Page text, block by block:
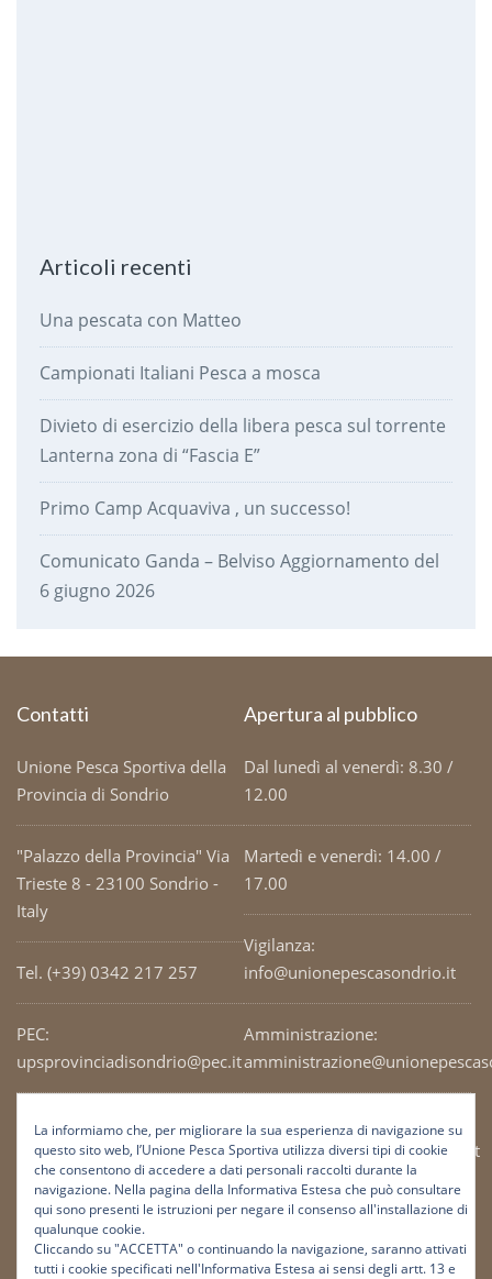
Articoli recenti
Una pescata con Matteo
Campionati Italiani Pesca a mosca
Divieto di esercizio della libera pesca sul torrente
Lanterna zona di “Fascia E”
Primo Camp Acquaviva , un successo!
Comunicato Ganda – Belviso Aggiornamento del
6 giugno 2026
Contatti
Unione Pesca Sportiva della
Provincia di Sondrio
"Palazzo della Provincia" Via
Trieste 8 - 23100 Sondrio -
Italy
Tel. (+39) 0342 217 257
PEC:
upsprovinciadisondrio@pec.it
Codice Fiscale: 93003690141
Apertura al pubblico
Dal lunedì al venerdì: 8.30 /
12.00
Martedì e venerdì: 14.00 /
17.00
Vigilanza:
info@unionepescasondrio.it
Amministrazione:
Ufficio tecnico:
tecnico@unionepescasondrio.it
Informazioni:
info@unionepescasondrio.it
La informiamo che, per migliorare la sua esperienza di navigazione su
questo sito web, l’Unione Pesca Sportiva utilizza diversi tipi di cookie
che consentono di accedere a dati personali raccolti durante la
navigazione. Nella pagina della Informativa Estesa che può consultare
qui sono presenti le istruzioni per negare il consenso all'installazione di
qualunque cookie.
Cliccando su "ACCETTA" o continuando la navigazione, saranno attivati
tutti i cookie specificati nell'Informativa Estesa ai sensi degli artt. 13 e